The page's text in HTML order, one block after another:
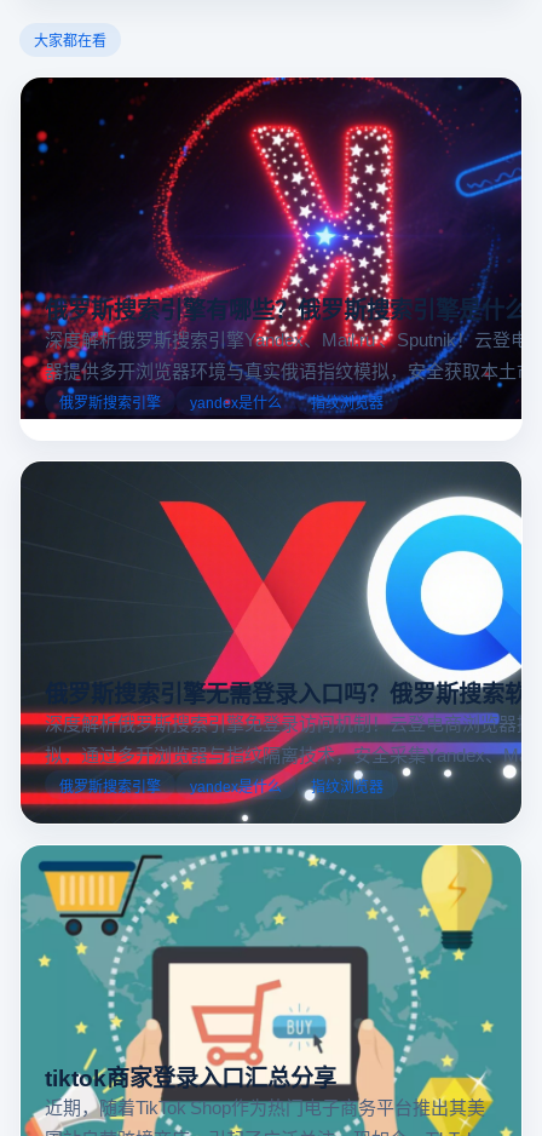
大家都在看
俄罗斯搜索引擎有哪些？俄罗斯搜索引擎是什么
深度解析俄罗斯搜索引擎Yandex、Mail.ru 、Sputnik！云登电
器提供多开浏览器环境与真实俄语指纹模拟，安全获取本土市
据，助力跨境电商精准决策。
俄罗斯搜索引擎 yandex是什么 指纹浏览器
俄罗斯搜索引擎无需登录入口吗？俄罗斯搜索软
深度解析俄罗斯搜索引擎免登录访问机制！云登电商浏览器
拟，通过多开浏览器与指纹隔离技术，安全采集Yandex、
跨境电商本土化运营。
俄罗斯搜索引擎 yandex是什么 指纹浏览器
tiktok商家登录入口汇总分享
近期，随着TikTok Shop作为热门电子商务平台推出其美